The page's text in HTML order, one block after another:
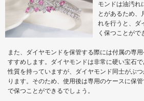
モンドは油汚れ
とがあるため、
れを行うと、ダ
く保つことがで
また、ダイヤモンドを保管する際には付属の専
すすめします。ダイヤモンドは非常に硬い宝石
性質を持っていますが、ダイヤモンド同士がぶ
ります。そのため、使用後は専用のケースに保
で保つことができるでしょう。